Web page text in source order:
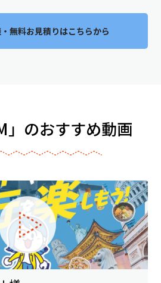
無料お見積りはこちらから
」のおすすめ動画